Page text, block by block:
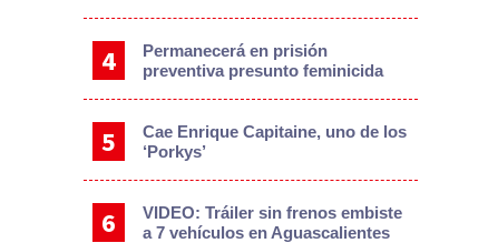
Permanecerá en prisión
preventiva presunto feminicida
Cae Enrique Capitaine, uno de los
‘Porkys’
VIDEO: Tráiler sin frenos embiste
a 7 vehículos en Aguascalientes